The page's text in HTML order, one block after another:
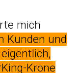
mich
Kunden und
Krone